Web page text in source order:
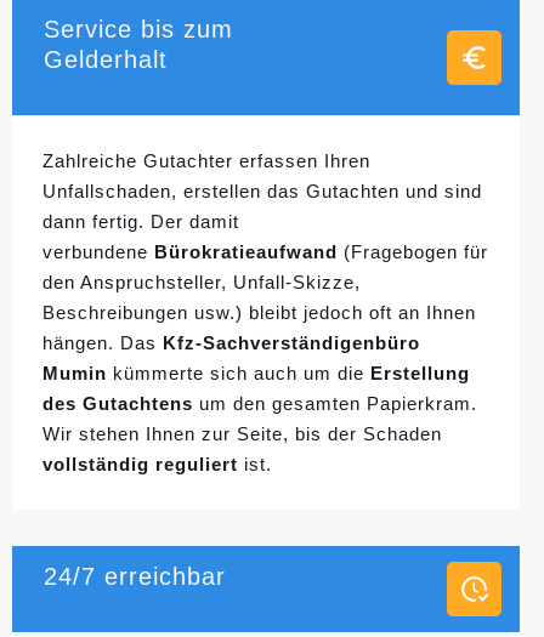
Service bis zum
Gelderhalt
Zahlreiche Gutachter erfassen Ihren
Unfallschaden, erstellen das Gutachten und sind
dann fertig. Der damit
verbundene Bürokratieaufwand (Fragebogen für
den Anspruchsteller, Unfall-Skizze,
Beschreibungen usw.) bleibt jedoch oft an Ihnen
hängen. Das Kfz-Sachverständigenbüro
Mumin kümmerte sich auch um die Erstellung
des Gutachtens um den gesamten Papierkram.
Wir stehen Ihnen zur Seite, bis der Schaden
vollständig reguliert ist.
24/7 erreichbar